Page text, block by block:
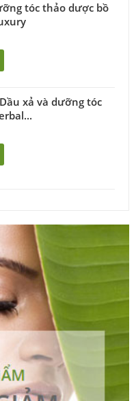
tóc thảo dược bồ
xả và dưỡng tóc